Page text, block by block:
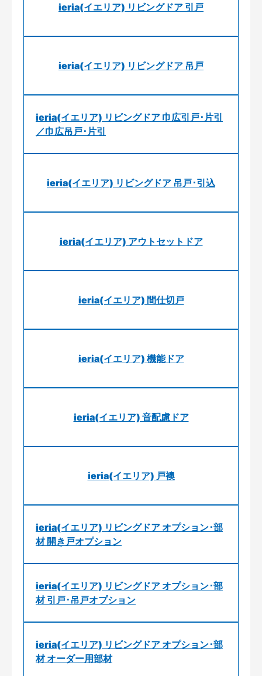
ieria(イエリア) リビングドア 引戸
ieria(イエリア) リビングドア 吊戸
ieria(イエリア) リビングドア 巾広引戸･片引
／巾広吊戸･片引
ieria(イエリア) リビングドア 吊戸･引込
ieria(イエリア) アウトセットドア
ieria(イエリア) 間仕切戸
ieria(イエリア) 機能ドア
ieria(イエリア) 音配慮ドア
ieria(イエリア) 戸襖
ieria(イエリア) リビングドア オプション･部
材 開き戸オプション
ieria(イエリア) リビングドア オプション･部
材 引戸･吊戸オプション
ieria(イエリア) リビングドア オプション･部
材 オーダー用部材